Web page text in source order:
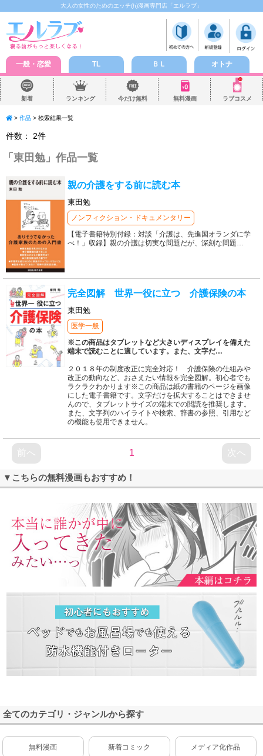
大人の女性のためのエッチ(h)漫画専門店「エルラブ」
一般・恋愛 TL ＢＬ オトナ
新着 ランキング 今だけ無料 無料漫画 ラブコスメ
> 作品 > 検索結果一覧
件数： 2件
「 東田勉」作品一覧
親の介護をする前に読む本
東田勉
ノンフィクション・ドキュメンタリー
【電子書籍特別付録：対談「介護は、先進国オランダに学
べ！」収録】親の介護は切実な問題だが、深刻な問題…
完全図解 世界一役に立つ 介護保険の本
東田勉
医学一般
※この商品はタブレットなど大きいディスプレイを備えた
端末で読むことに適しています。また、文字だ…
２０１８年の制度改正に完全対応！ 介護保険の仕組みや
改正の動向など、おさえたい情報を完全図解。初心者でも
ラクラクわかります※この商品は紙の書籍のページを画像
にした電子書籍です。文字だけを拡大することはできませ
んので、タブレットサイズの端末での閲読を推奨します。
また、文字列のハイライトや検索、辞書の参照、引用など
の機能も使用できません。
前へ 1 次へ
▼こちらの無料漫画もおすすめ！
全てのカテゴリ・ジャンルから探す
無料漫画 新着コミック メディア化作品